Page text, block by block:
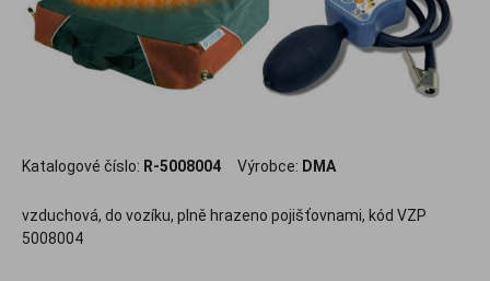
Katalogové číslo: R-5008004 Výrobce: DMA
vzduchová, do vozíku, plně hrazeno pojišťovnami, kód VZP
5008004